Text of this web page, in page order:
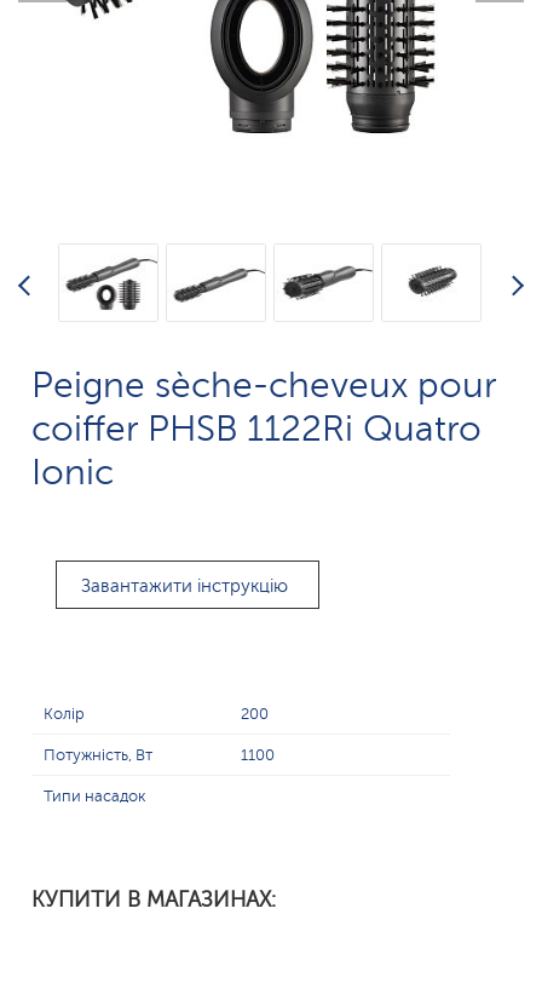
Peigne sèche-cheveux pour
coiffer PHSB 1122Ri Quatro
Ionic
Завантажити інструкцію
Колір 200
Потужність, Вт 1100
Типи насадок
КУПИТИ В МАГАЗИНАХ: